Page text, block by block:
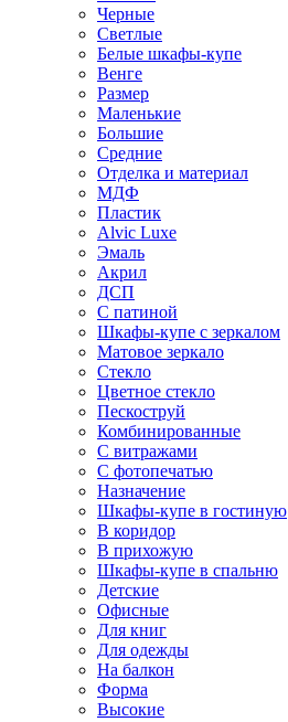
Черные
Светлые
Белые шкафы-купе
Венге
Размер
Маленькие
Большие
Средние
Отделка и материал
МДФ
Пластик
Alvic Luxe
Эмаль
Акрил
ДСП
С патиной
Шкафы-купе с зеркалом
Матовое зеркало
Стекло
Цветное стекло
Пескоструй
Комбинированные
С витражами
С фотопечатью
Назначение
Шкафы-купе в гостиную
В коридор
В прихожую
Шкафы-купе в спальню
Детские
Офисные
Для книг
Для одежды
На балкон
Форма
Высокие